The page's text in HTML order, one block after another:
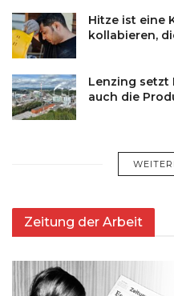
Hitze ist eine
kollabieren,
Lenzing setzt
auch die
Zeitung der Arbeit